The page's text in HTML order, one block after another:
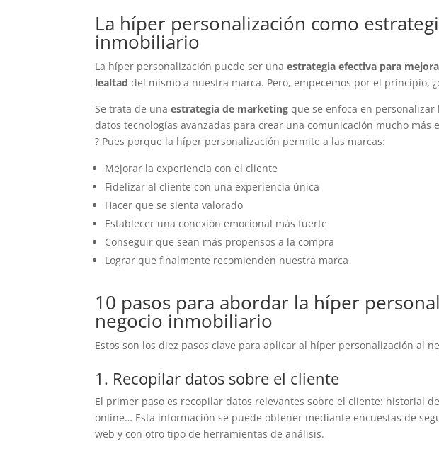
La híper personalización como
inmobiliario
La híper personalización puede ser unaestrategia efectiva para
lealtad del mismo a nuestra marca. Pero, empecemos por el principio,
Se trata de unaestrategia de marketing que se enfoca en
datos tecnologías avanzadas para crear una comunicación mucho más
? Pues porque la híper personalización permite a las marcas:
Mejorar la experiencia con el cliente
Fidelizar al cliente con una experiencia única
Hacer que se sienta valorado
Establecer una conexión emocional más fuerte
Conseguir que sean más propensos a la compra
Lograr que finalmente recomienden nuestra marca
10 pasos para abordar la híper
negocio inmobiliario
Estos son los diez pasos clave para aplicar al híper personalización al
1. Recopilar datos sobre el cliente
El primer paso es recopilar datos relevantes sobre el cliente: historial
online… Esta información se puede obtener mediante encuestas de
web y con otro tipo de herramientas de análisis.